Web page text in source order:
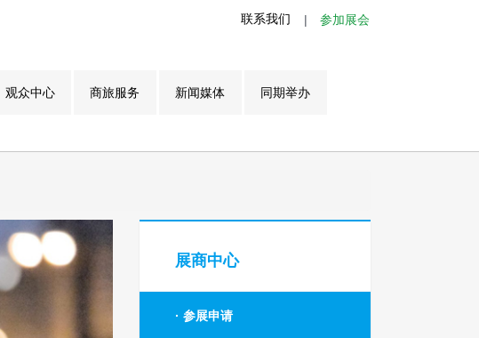
| 参加展会
联系我们
观众中心 商旅服务 新闻媒体 同期举办
展商中心
参展申请